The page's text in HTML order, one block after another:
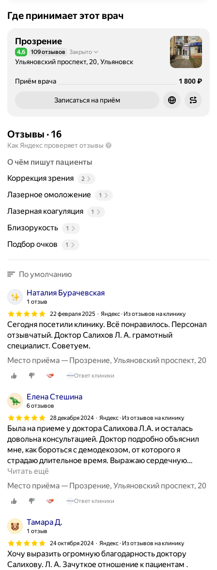
е
и
н
и
к
У
н
с
о
г
о
у
с
т
в
е
н
о
о
в
е
Где принимает этот врач
Прозрение
Рейтинг 4,6 из 5
4,6 109 отзывов Закрыто
Ульяновский проспект, 20, Ульяновск
Приём врача Цена
1800
1 800₽
Записаться на приём
Отзывы · 16
Как Яндекс проверяет отзывы
О чём пишут пациенты
Коррекция зрения
2
Лазерное омоложение 1
Лазерная коагуляция 1
Близорукость 1
Подбор очков 1
По умолчанию
Наталия Бурачевская
1 отзыв
22 февраля 2025
Яндекс · Из отзывов на клинику
Сегодня посетили клинику. Всё понравилось. Персонал
отзывчатый. Доктор Салихов Л. А. грамотный
специалист. Советуем.
Место приёма — Прозрение, Ульяновский проспект, 20
Ответ клиники
Елена Стешина
6 отзывов
28 декабря 2024
Яндекс · Из отзывов на клинику
Была на приеме у доктора Салихова Л.А. и осталась
довольна консультацией. Доктор подробно объяснил
мне, как бороться с демодекозом, от которого я
страдаю длительное время. Выражаю сердечную…
Читать ещё
Место приёма — Прозрение, Ульяновский проспект, 20
Ответ клиники
Тамара Д.
1 отзыв
24 октября 2024
Яндекс · Из отзывов на клинику
Хочу выразить огромную благодарность доктору
Салихову. Л. А. Зачуткое отношение к пациентам .